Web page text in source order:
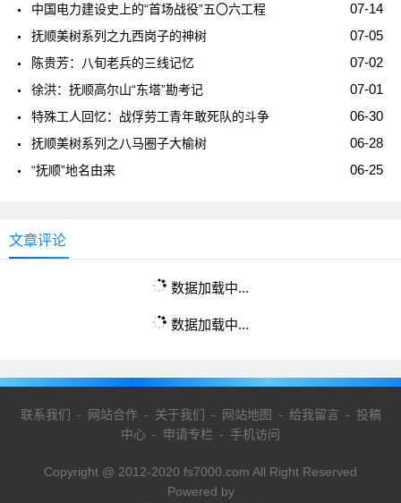
07-14
中国电力建设史上的“首场战役”五〇六工程
07-05
抚顺美树系列之九西岗子的神树
07-02
陈贵芳：八旬老兵的三线记忆
07-01
徐洪：抚顺高尔山“东塔”勘考记
06-30
特殊工人回忆：战俘劳工青年敢死队的斗争
06-28
抚顺美树系列之八马圈子大榆树
06-25
“抚顺”地名由来
文章评论
数据加载中...
数据加载中...
联系我们 - 网站合作- 关于我们 - 网站地图 - 给我留言 - 投稿
中心 - 申请专栏 - 手机访问
Copyright @ 2012-2020 fs7000.com All Right Reserved
Powered by